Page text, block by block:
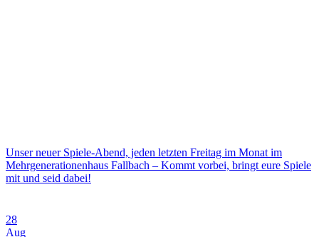
Unser neuer Spiele-Abend, jeden letzten Freitag im Monat im
Mehrgenerationenhaus Fallbach – Kommt vorbei, bringt eure Spiele
mit und seid dabei!
28
Aug